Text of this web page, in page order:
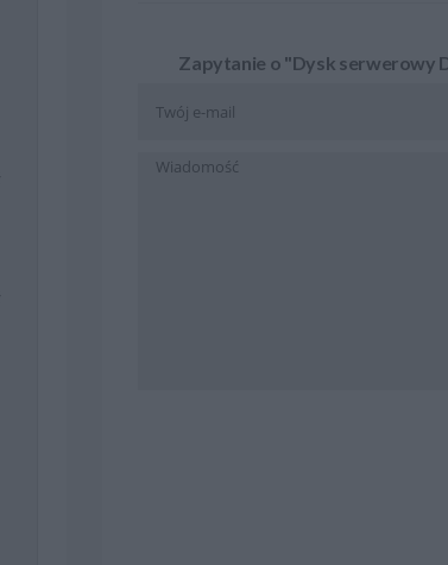
Zapytanie o "Dysk serwerowy